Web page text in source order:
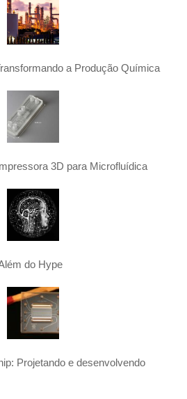
a Produção Química
3D para Microfluídica
do Hype
Projetando e desenvolvendo